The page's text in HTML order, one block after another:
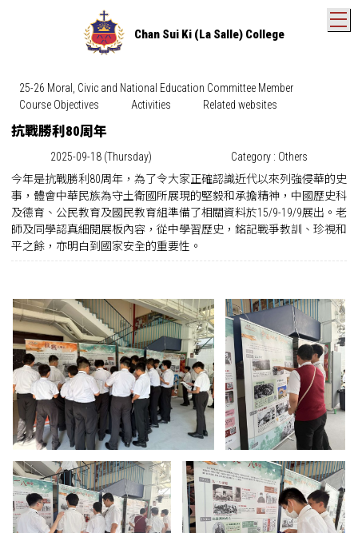
Chan Sui Ki (La Salle) College
25-26 Moral, Civic and National Education Committee Member
Course Objectives
Activities Related websites
抗戰勝利80周年
2025-09-18 (Thursday)
Category : Others
今年是抗戰勝利80周年，為了令大家正確認識近代以來列強侵華的史
事，體會中華民族為守土衛國所展現的堅毅和承擔精神，中國歷史科
及德育、公民教育及國民教育組準備了相關資料於15/9-19/9展出。老
師及同學認真細閱展板內容，從中學習歷史，銘記戰爭教訓、珍視和
平之餘，亦明白到國家安全的重要性。